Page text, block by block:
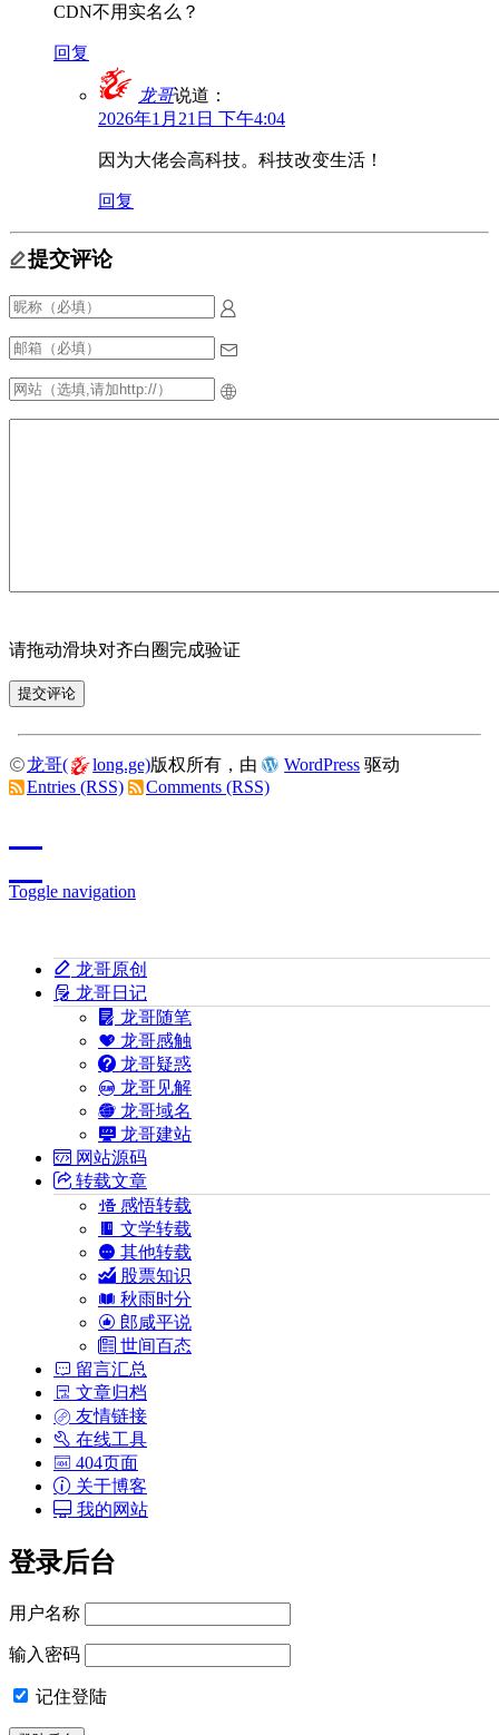
CDN不用实名么？
回复
龙哥说道：
2026年1月21日 下午4:04
因为大佬会高科技。科技改变生活！
回复
提交评论
请拖动滑块对齐白圈完成验证
龙哥( long.ge)版权所有，由 WordPress 驱动
Entries (RSS)
Comments (RSS)
Toggle navigation
龙哥原创
龙哥日记
龙哥随笔
龙哥感触
龙哥疑惑
龙哥见解
龙哥域名
龙哥建站
网站源码
转载文章
感悟转载
文学转载
其他转载
股票知识
秋雨时分
郎咸平说
世间百态
留言汇总
文章归档
友情链接
在线工具
404页面
关于博客
我的网站
登录后台
用户名称
输入密码
记住登陆